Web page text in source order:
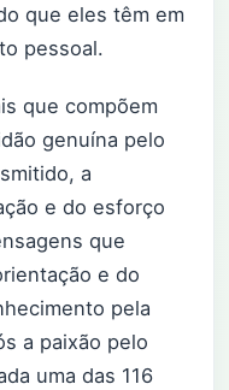
que eles têm em
pessoal.
que compõem
genuína pelo
a
e do esforço
que
e do
pela
a paixão pelo
uma das 116